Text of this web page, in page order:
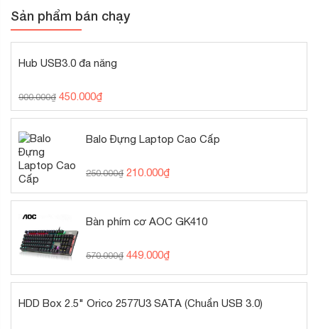
Sản phẩm bán chạy
Hub USB3.0 đa năng
900.000₫ 450.000₫
Balo Đựng Laptop Cao Cấp
250.000₫ 210.000₫
Bàn phím cơ AOC GK410
570.000₫ 449.000₫
HDD Box 2.5" Orico 2577U3 SATA (Chuẩn USB 3.0)